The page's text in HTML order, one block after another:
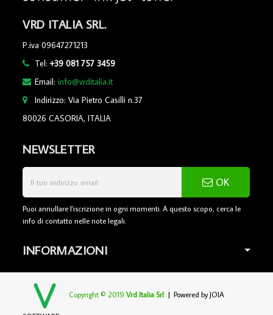
VRD ITALIA SRL.
P.iva 09647271213
Tel:+39 081 757 3459
Email:info@vrditalia.it
Indirizzo: Via Pietro Casilli n.37
80026 CASORIA, ITALIA
NEWSLETTER
OK
Puoi annullare l'iscrizione in ogni momenti. A questo scopo, cerca le
info di contatto nelle note legali.
INFORMAZIONI
Copyright © 2019Vrd Italia Srl | Powered byJOIA